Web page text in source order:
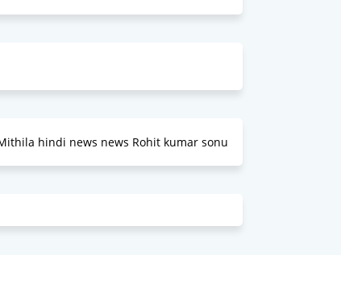
hindi news news Rohit kumar sonu